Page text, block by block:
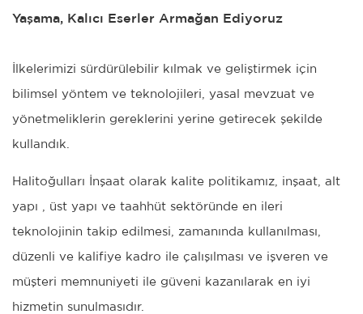
Yaşama, Kalıcı Eserler Armağan Ediyoruz
İlkelerimizi sürdürülebilir kılmak ve geliştirmek için
bilimsel yöntem ve teknolojileri, yasal mevzuat ve
yönetmeliklerin gereklerini yerine getirecek şekilde
kullandık.
Halitoğulları İnşaat olarak kalite politikamız, inşaat, alt
yapı , üst yapı ve taahhüt sektöründe en ileri
teknolojinin takip edilmesi, zamanında kullanılması,
düzenli ve kalifiye kadro ile çalışılması ve işveren ve
müşteri memnuniyeti ile güveni kazanılarak en iyi
hizmetin sunulmasıdır.